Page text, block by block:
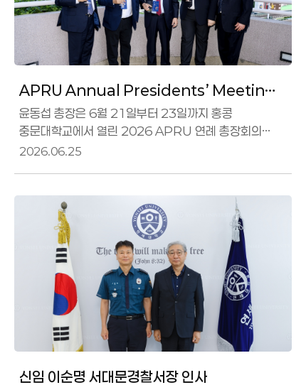
APRU Annual Presidents’ Meeting
2026
윤동섭 총장은 6월 21일부터 23일까지 홍콩
중문대학교에서 열린 2026 APRU 연례 총장회의
(Annual Presidents Meeting, APM) 에 참석하여
Pacific Rim Universities, APRU)가 주관하는 연례
행사로, 환태평양 지역 주요 대학의 총장 및 관계자들이
한자리에 모여 고등교육의 주요 현안과 협력 의제를
논의하는 자리이다.이번 회의는 변화하는 시대 속 대학의
역할(The
2026.06.25
신임 이순명 서대문경찰서장 인사